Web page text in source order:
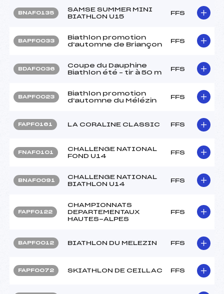
BNAF0135
SAMSE SUMMER MINI
BIATHLON U15
FFS
BAPF0033
Biathlon promotion
d'automne de Briançon
FFS
BDAF0036
Coupe du Dauphine
Biathlon été – tir à 50 m
FFS
BAPF0023
Biathlon promotion
d'automne du Mélézin
FFS
FAPF0161 LA CORALINE CLASSIC FFS
FNAF0101
CHALLENGE NATIONAL
FOND U14
FFS
BNAF0091
CHALLENGE NATIONAL
BIATHLON U14
FFS
FAPF0122
CHAMPIONNATS
DEPARTEMENTAUX
HAUTES-ALPES
FFS
BAPF0012 BIATHLON DU MELEZIN FFS
FAPF0072 SKIATHLON DE CEILLAC FFS